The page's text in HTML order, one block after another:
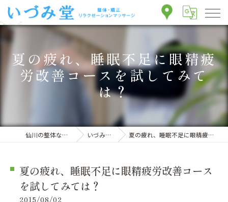
夏の疲れ、睡眠不足に眼精疲
労改善コースを試してみて
は？
仙川の整体ならいづみ堂整体院 いづみ堂のブログ 夏の疲れ、睡眠不足に眼精疲労改善コースを試してみては？
夏の疲れ、睡眠不足に眼精疲労改善コース
を試してみては？
2015/08/02